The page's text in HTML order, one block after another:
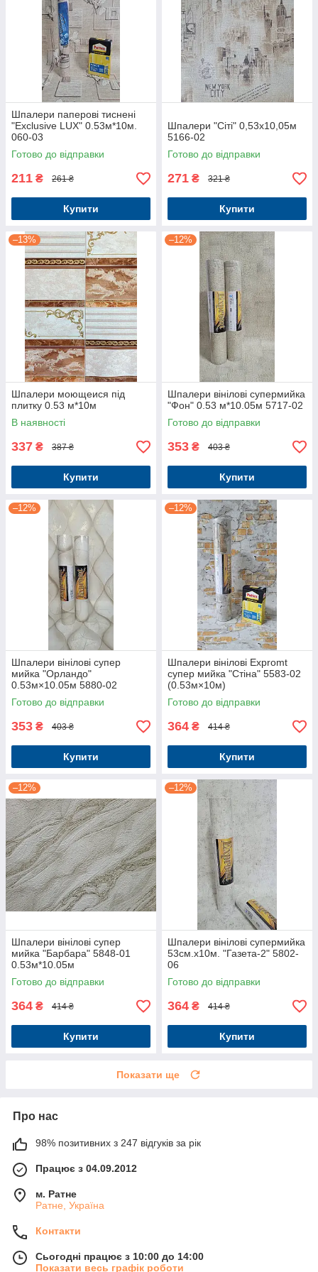
Шпалери паперові тиснені
"Exclusive LUX" 0.53м*10м.
060-03
Готово до відправки
211 ₴ 261 ₴
Купити
Шпалери "Сіті" 0,53x10,05м
5166-02
Готово до відправки
271 ₴ 321 ₴
Купити
–13%
Шпалери моющеися під
плитку 0.53 м*10м
В наявності
337 ₴ 387 ₴
Купити
–12%
Шпалери вінілові супермийка
"Фон" 0.53 м*10.05м 5717-02
Готово до відправки
353 ₴ 403 ₴
Купити
–12%
Шпалери вінілові супер
мийка "Орландо"
0.53м×10.05м 5880-02
Готово до відправки
353 ₴ 403 ₴
Купити
–12%
Шпалери вінілові Expromt
супер мийка "Стіна" 5583-02
(0.53м×10м)
Готово до відправки
364 ₴ 414 ₴
Купити
–12%
Шпалери вінілові супер
мийка "Барбара" 5848-01
0.53м*10.05м
Готово до відправки
364 ₴ 414 ₴
Купити
–12%
Шпалери вінілові супермийка
53см.х10м. "Газета-2" 5802-
06
Готово до відправки
364 ₴ 414 ₴
Купити
Показати ще
Про нас
98% позитивних з 247 відгуків за рік
Працює з 04.09.2012
м. Ратне
Ратне, Україна
Контакти
Сьогодні працює з 10:00 до 14:00
Показати весь графік роботи